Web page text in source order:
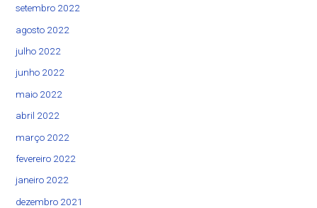
setembro 2022
agosto 2022
julho 2022
junho 2022
maio 2022
abril 2022
março 2022
fevereiro 2022
janeiro 2022
dezembro 2021